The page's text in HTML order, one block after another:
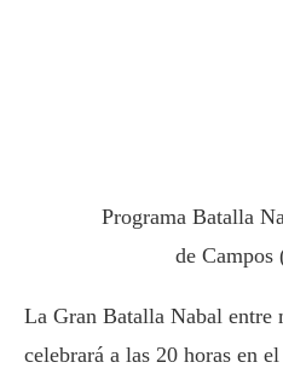
Programa Batalla
de Campos
La Gran Batalla Nabal entre
celebrará a las 20 horas en